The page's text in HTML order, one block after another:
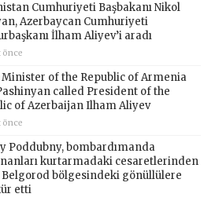
Cumhuriyeti Başbakanı Nikol
Azerbaycan Cumhuriyeti
İlham Aliyev’i aradı
önce
of the Republic of Armenia
called President of the
of Azerbaijan Ilham Aliyev
önce
Poddubny, bombardımanda
kurtarmadaki cesaretlerinden
Belgorod bölgesindeki gönüllülere
etti